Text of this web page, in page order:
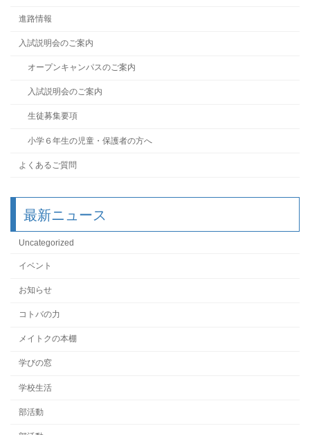
進路情報
入試説明会のご案内
オープンキャンパスのご案内
入試説明会のご案内
生徒募集要項
小学６年生の児童・保護者の方へ
よくあるご質問
最新ニュース
Uncategorized
イベント
お知らせ
コトバの力
メイトクの本棚
学びの窓
学校生活
部活動